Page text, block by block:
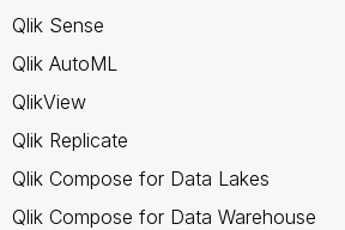
Qlik Sense
Qlik AutoML
QlikView
Qlik Replicate
Qlik Compose for Data Lakes
Qlik Compose for Data Warehouse